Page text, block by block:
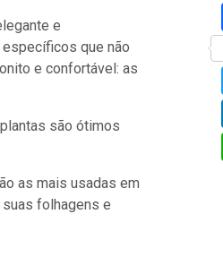
e
que não
e confortável: as
são ótimos
as mais usadas em
folhagens e